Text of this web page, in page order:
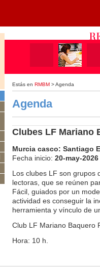
Estás en RMBM > Agenda
Agenda
Clubes LF Mariano
Murcia casco: Santiago
Fecha inicio: 20-may-2026
Los clubes LF son grupos
lectoras, que se reúnen
Fácil, guiados por un
actividad es conseguir la
herramienta y vínculo de
Club LF Mariano Baquero
Hora: 10 h.